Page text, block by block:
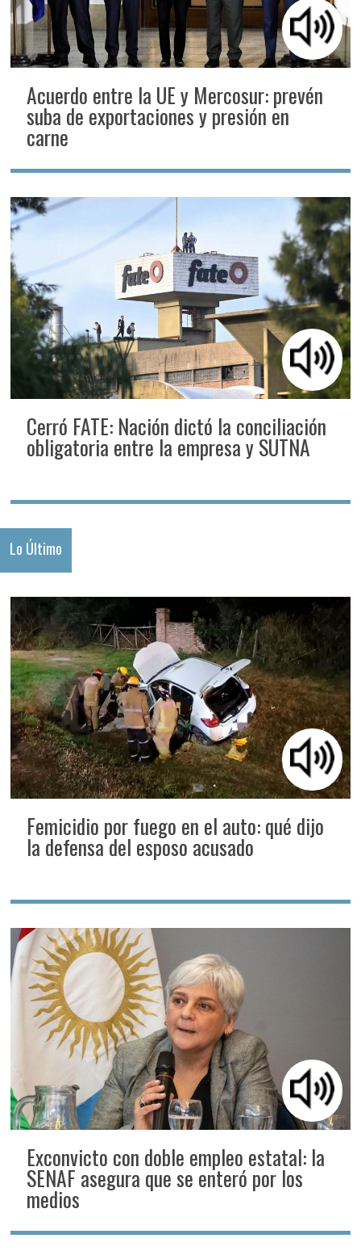
Acuerdo entre la UE y Mercosur: prevén
suba de exportaciones y presión en
carne
Cerró FATE: Nación dictó la conciliación
obligatoria entre la empresa y SUTNA
Lo Último
Femicidio por fuego en el auto: qué dijo
la defensa del esposo acusado
Exconvicto con doble empleo estatal: la
SENAF asegura que se enteró por los
medios